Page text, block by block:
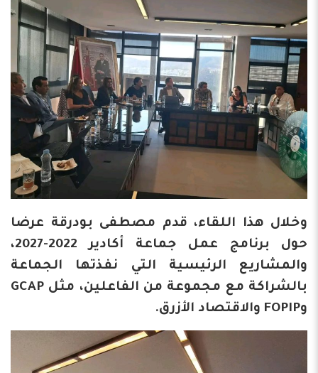
وخلال هذا اللقاء، قدم مصطفى بودرقة عرضا
حول برنامج عمل جماعة أكادير 2022-2027،
والمشاريع الرئيسية التي نفذتها الجماعة
بالشراكة مع مجموعة من الفاعلين، مثل GCAP
وFOPIP والاقتصاد الأزرق.